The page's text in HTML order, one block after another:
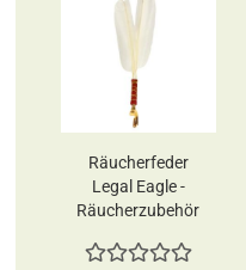
Räucherfeder
Legal Eagle -
Räucherzubehör